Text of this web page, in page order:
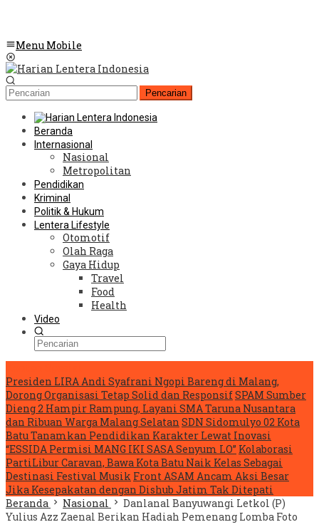
Menu Mobile
Pencarian
Beranda
Internasional
Nasional
Metropolitan
Pendidikan
Kriminal
Politik & Hukum
Lentera Lifestyle
Otomotif
Olah Raga
Gaya Hidup
Travel
Food
Health
Video
Presiden LIRA Andi Syafrani Ngopi Bareng di Malang,
Dorong Organisasi Tetap Solid dan ResponsifSPAM Sumber
Dieng 2 Hampir Rampung, Layani SMA Taruna Nusantara
dan Ribuan Warga Malang Selatan SDN Sidomulyo 02 Kota
Batu Tanamkan Pendidikan Karakter Lewat Inovasi
“ESSIDA Permisi MANG IKI SASA Senyum LO” Kolaborasi
PartiLibur Caravan, Bawa Kota Batu Naik Kelas Sebagai
Destinasi Festival Musik Front ASAM Ancam Aksi Besar
Jika Kesepakatan dengan Dishub Jatim Tak Ditepati
Beranda
Nasional
Danlanal Banyuwangi Letkol (P)
Yulius Azz Zaenal Berikan Hadiah Pemenang Lomba Foto